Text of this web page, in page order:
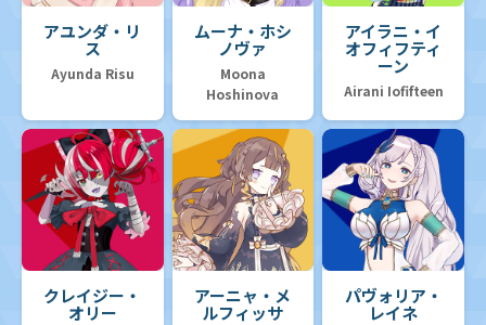
アユンダ・リ
ス
Ayunda Risu
ムーナ・ホシ
ノヴァ
Moona
Hoshinova
アイラニ・イ
オフィフティ
ーン
Airani Iofifteen
クレイジー・
オリー
アーニャ・メ
ルフィッサ
パヴォリア・
レイネ